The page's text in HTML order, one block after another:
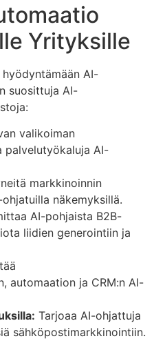
Yrityksille
AI-
suosittuja AI-
valikoiman
palvelutyökaluja AI-
markkinoinnin
näkemyksillä.
AI-pohjaista B2B-
liidien generointiin ja
automaation ja CRM:n AI-
Tarjoaa AI-ohjattuja
sähköpostimarkkinointiin.